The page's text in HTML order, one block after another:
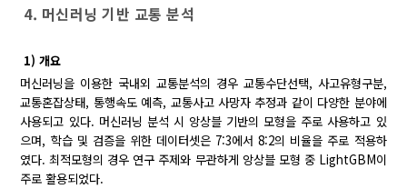
4. 머신러닝 기반 교통 분석
1) 개요
머신러닝을 이용한 국내외 교통분석의 경우 교통수단선택, 사고유형구분,
교통혼잡상태, 통행속도 예측, 교통사고 사망자 추정과 같이 다양한 분야에
사용되고 있다. 머신러닝 분석 시 앙상블 기반의 모형을 주로 사용하고 있
으며, 학습 및 검증을 위한 데이터셋은 7:3에서 8:2의 비율을 주로 적용하
였다. 최적모형의 경우 연구 주제와 무관하게 앙상블 모형 중 LightGBM이
주로 활용되었다.